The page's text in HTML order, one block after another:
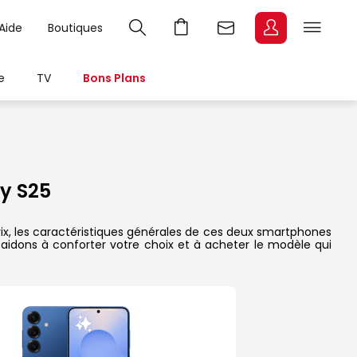
Boutiques
TV Bons Plans
S25
les caractéristiques générales de ces deux smartphones
à conforter votre choix et à acheter le modèle qui